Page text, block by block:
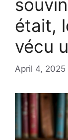
était,
vécu
April 4, 2025